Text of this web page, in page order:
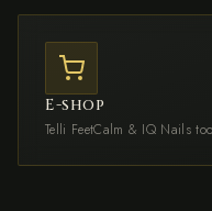
E-shop
Telli FeetCalm & IQ Nails